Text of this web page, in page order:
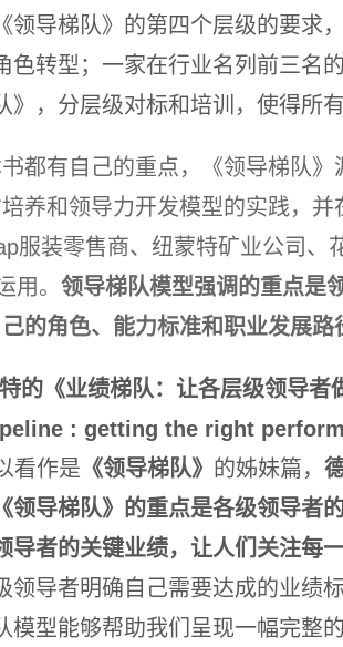
领导梯队》的第四个层级的要求
色转型；一家在行业名列前三名
》，分层级对标和培训，使得所
都有自己的重点，《领导梯队
养和领导力开发模型的实践，
服装零售商、纽蒙特矿业公司、
用。 领导梯队模型强调的重点是
的角色、能力标准和职业发展路
的《业绩梯队：让各层级领导
: getting the right
看作是 《领导梯队》 的姊妹篇，
领导梯队》的重点是各级领导者
导者的关键业绩，让人们关注每
领导者明确自己需要达成的业绩
模型能够帮助我们呈现一幅完整